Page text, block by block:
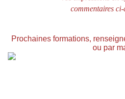
commentaires ci-
Prochaines formations,
ou par